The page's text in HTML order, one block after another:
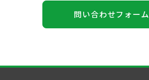
問い合わせフォーム